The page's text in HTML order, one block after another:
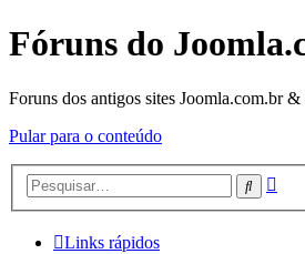
Fóruns do
Foruns dos antigos sites Joomla.com.br
Pular para o conteúdo
Links rápidos